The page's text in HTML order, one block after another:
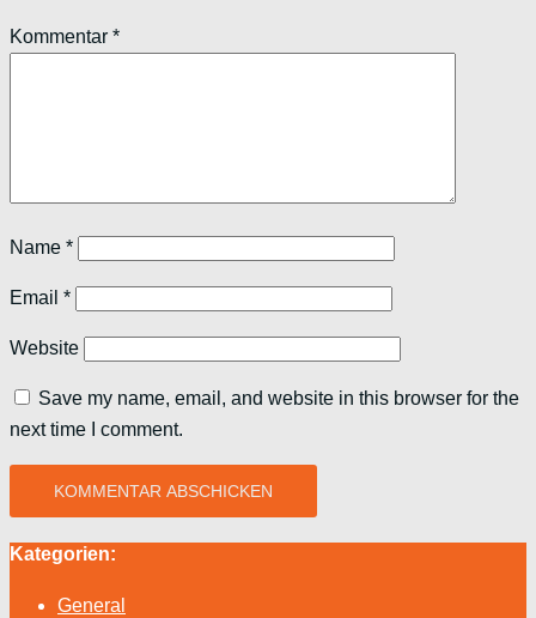
Kommentar *
Name *
Email *
Website
Save my name, email, and website in this browser for the
next time I comment.
Kategorien:
General